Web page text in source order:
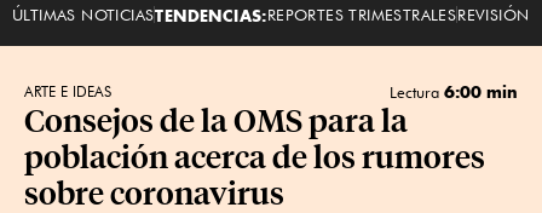
ÚLTIMAS NOTICIASTENDENCIAS:REPORTES TRIMESTRALESREVISIÓN
ARTE E IDEAS Lectura 6:00 min
Consejos de la OMS para la
población acerca de los rumores
sobre coronavirus